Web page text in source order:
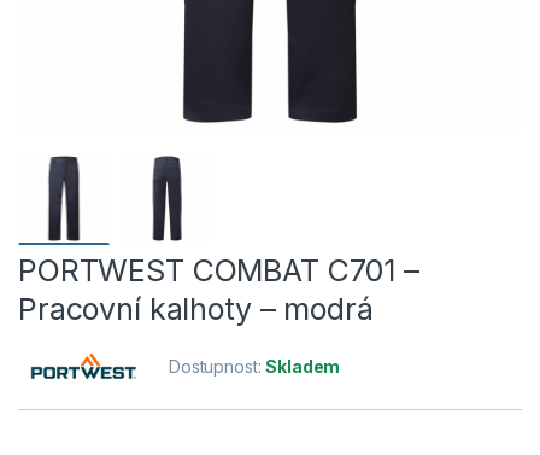
PORTWEST COMBAT C701 –
Pracovní kalhoty – modrá
Dostupnost:Skladem